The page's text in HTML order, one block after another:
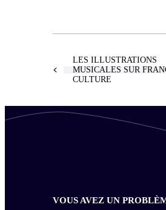
LES ILLUSTRATIONS
MUSICALES SUR
CULTURE
VOUS AVEZ UN